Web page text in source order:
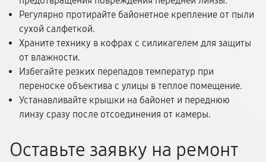
Регулярно протирайте байонетное крепление от пыли
сухой салфеткой.
Храните технику в кофрах с силикагелем для защиты
от влажности.
Избегайте резких перепадов температур при
переноске объектива с улицы в теплое помещение.
Устанавливайте крышки на байонет и переднюю
линзу сразу после отсоединения от камеры.
Оставьте заявку на ремонт